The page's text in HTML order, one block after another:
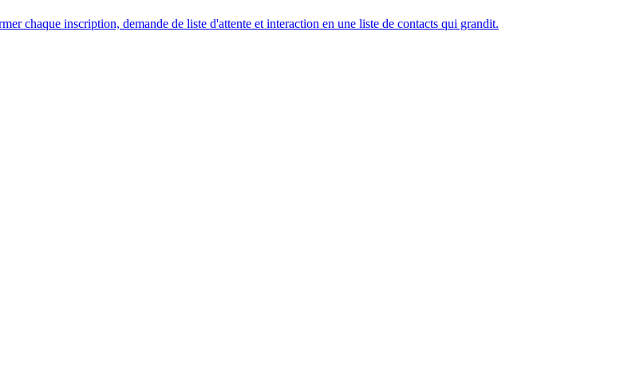
chaque inscription, demande de liste d'attente et interaction en une liste de contacts qui grandit.